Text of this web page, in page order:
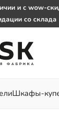
и с wow-
со склада
от 50 000 ₽
Наш Whatsapp
Шкафы-